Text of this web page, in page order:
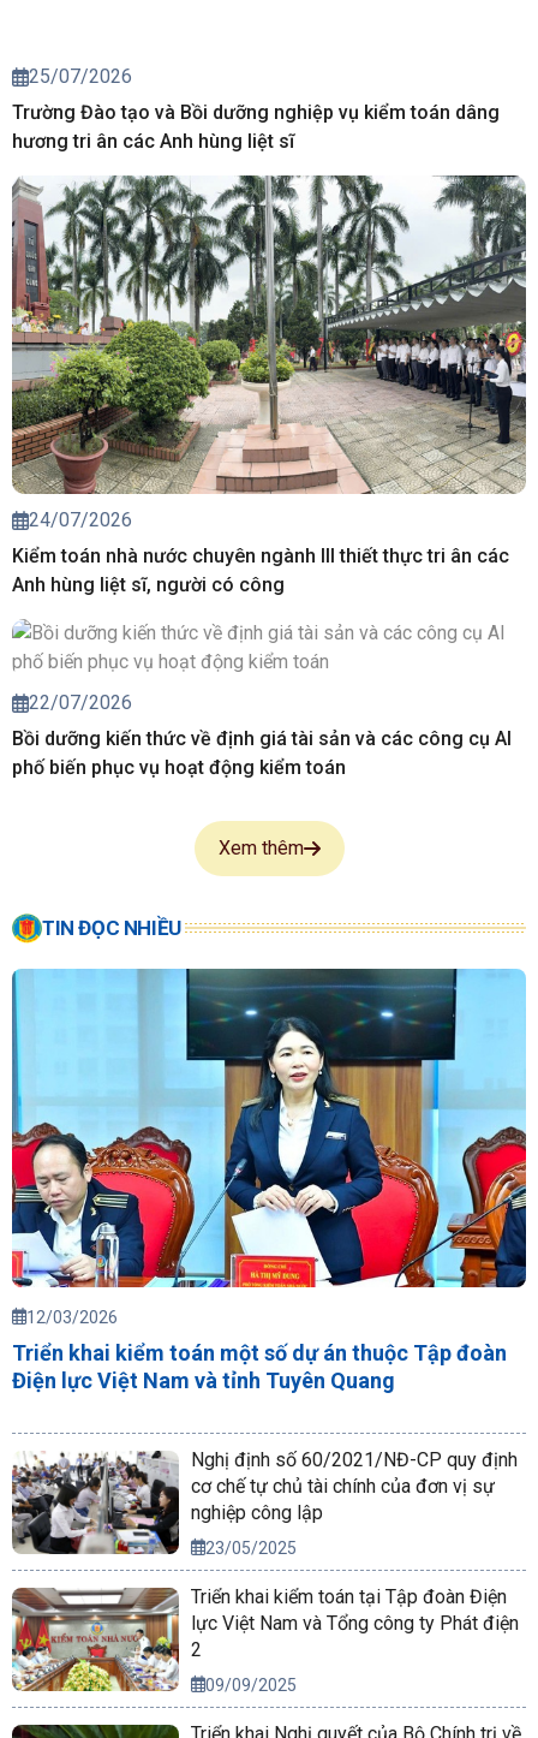
25/07/2026
Trường Đào tạo và Bồi dưỡng nghiệp vụ kiểm toán dâng
hương tri ân các Anh hùng liệt sĩ
Kiểm toán nhà nước chuyên ngành III thiết thực tri ân các
Anh hùng liệt sĩ, người có công
Bồi dưỡng kiến thức về định giá tài sản và các công cụ AI
phố biến phục vụ hoạt động kiểm toán
Xem thêm
TIN ĐỌC NHIỀU
12/03/2026
Triển khai kiểm toán một số dự án thuộc Tập đoàn
Điện lực Việt Nam và tỉnh Tuyên Quang